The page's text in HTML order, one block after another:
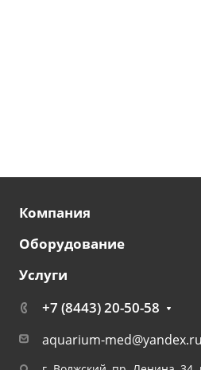
Компания
Оборудование
Услуги
+7 (8443) 20-50-58
aquarium-med@yandex.ru